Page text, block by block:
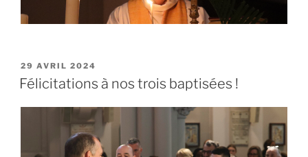
PUBLIÉ
LE
29 AVRIL 2024
Félicitations à nos trois baptisées !